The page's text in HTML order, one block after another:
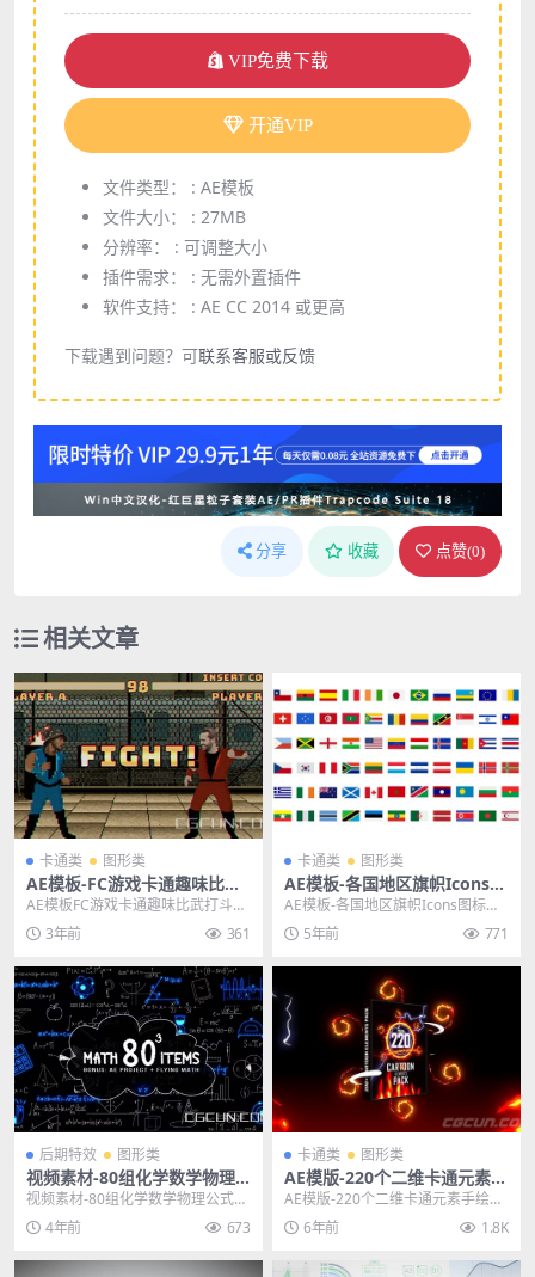
VIP免费下载
开通VIP
文件类型： : AE模板
文件大小： : 27MB
分辨率： : 可调整大小
插件需求： : 无需外置插件
软件支持： : AE CC 2014 或更高
下载遇到问题？可联系客服或反馈
分享 收藏 点赞(0)
相关文章
卡通类 图形类
AE模板-FC游戏卡通趣味比武
打斗动画场景特效模板
AE模板FC游戏卡通趣味比武打斗动
画场景特效模板 其他推荐: AE模板-
流星粒子...
3年前 361
卡通类 图形类
AE模板-各国地区旗帜Icons图
标飘动动画模板 250+Countr
y Flags Icons
AE模板-各国地区旗帜Icons图标飘
动动画模板 250+Country Fla...
5年前 771
后期特效 图形类
视频素材-80组化学数学物理
公式算数动画包视频素材 (含A
E模板)
视频素材-80组化学数学物理公式算
数动画包视频素材 (含AE模板) 标
签：代数，...
4年前 673
卡通类 图形类
AE模版-220个二维卡通元素手
绘能量电流火焰烟雾MG动画
模板
AE模版-220个二维卡通元素手绘能
量电流火焰烟雾MG动画模板 主题
授权提示：请...
6年前 1.8K